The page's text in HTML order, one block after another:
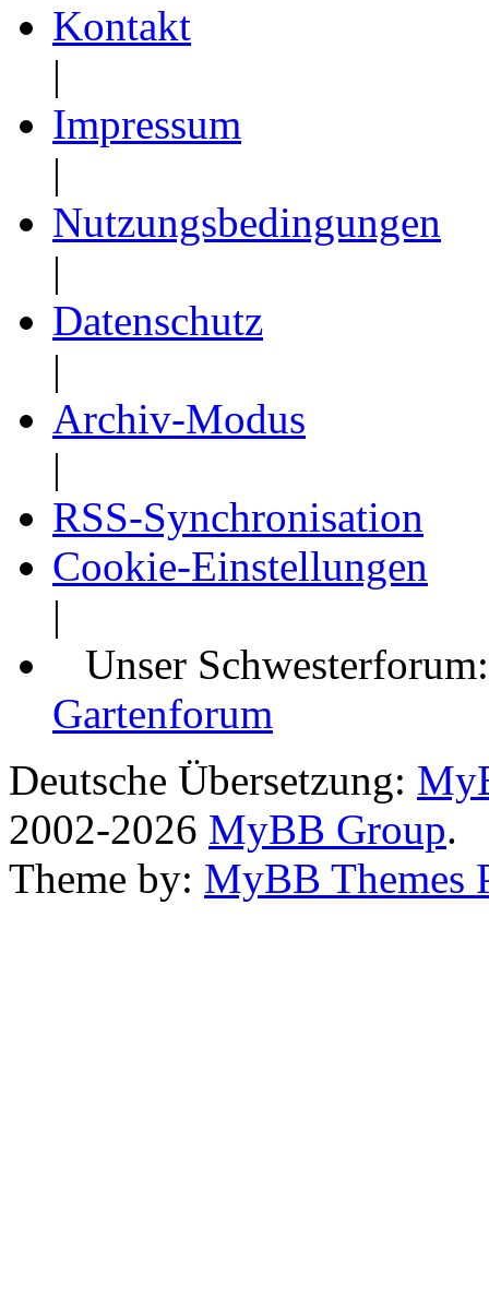
Kontakt
|
Impressum
|
Nutzungsbedingungen
|
Datenschutz
|
Archiv-Modus
|
RSS-Synchronisation
Cookie-Einstellungen
|
Unser
Gartenforum
Deutsche Übersetzung:
2002-2026 MyBB Group.
Theme by: MyBB Themes